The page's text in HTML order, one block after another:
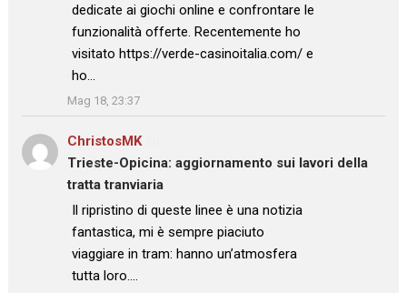
dedicate ai giochi online e confrontare le
funzionalità offerte. Recentemente ho
visitato https://verde-casinoitalia.com/ e
ho…
”
Mag 18, 23:37
ChristosMKsu
Trieste-Opicina: aggiornamento sui lavori della
tratta tranviaria
: “
Il ripristino di queste linee è una notizia
fantastica, mi è sempre piaciuto
viaggiare in tram: hanno un’atmosfera
tutta loro.…
”